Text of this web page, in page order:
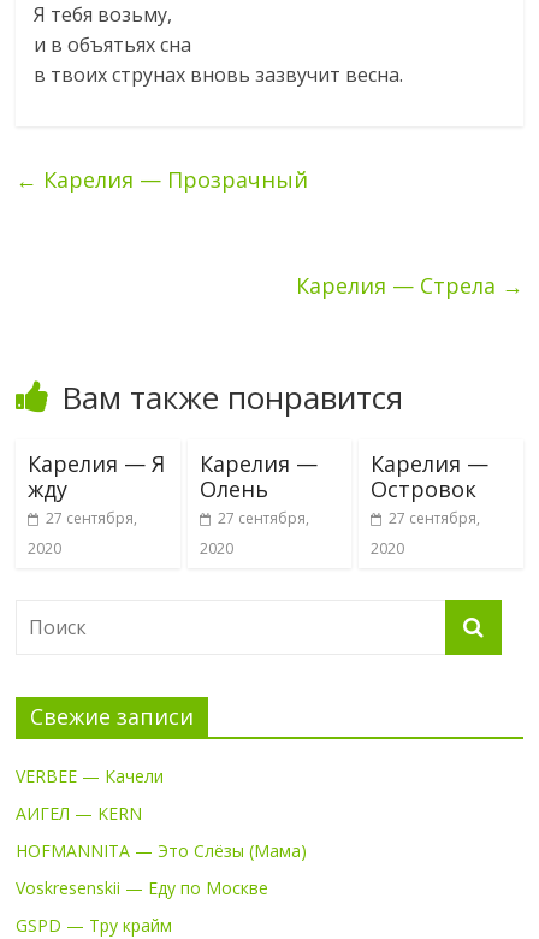
Я тебя возьму,
и в объятьях сна
в твоих струнах вновь зазвучит весна.
← Карелия — Прозрачный
Карелия — Стрела →
Вам также понравится
Карелия — Я
жду
27 сентября,
2020
Карелия —
Олень
27 сентября,
2020
Карелия —
Островок
27 сентября,
2020
Свежие записи
VERBEE — Качели
АИГЕЛ — KERN
HOFMANNITA — Это Слёзы (Мама)
Voskresenskii — Еду по Москве
GSPD — Тру крайм